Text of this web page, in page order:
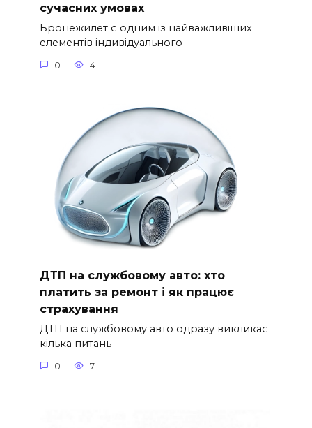
сучасних умовах
Бронежилет є одним із найважливіших
елементів індивідуального
0 4
ДТП на службовому авто: хто
платить за ремонт і як працює
страхування
ДТП на службовому авто одразу викликає
кілька питань
0 7